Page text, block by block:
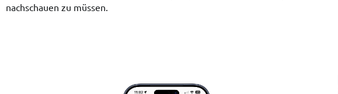
nachschauen zu müssen.